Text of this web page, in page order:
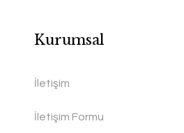
Kurumsal
İletişim
İletişim Formu